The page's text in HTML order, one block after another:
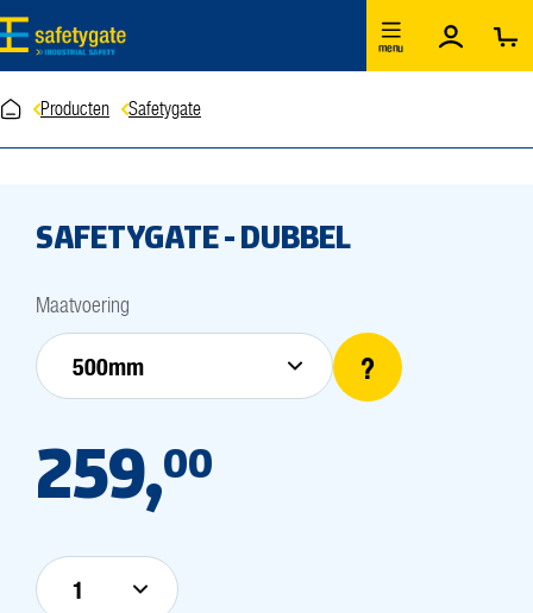
Ga naar de hoofdinhoud
menu
Producten Safetygate
SAFETYGATE - DUBBEL
Selecteer
Maatvoering
?
259,00